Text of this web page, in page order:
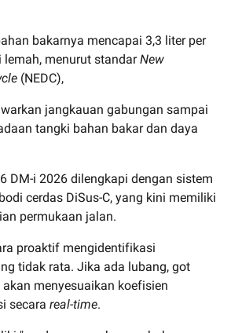
bakarnya mencapai 3,3 liter per
lemah, menurut standarNew
(NEDC),
jangkauan gabungan sampai
tangki bahan bakar dan daya
DM-i 2026 dilengkapi dengan sistem
cerdas DiSus-C, yang kini memiliki
permukaan jalan.
proaktif mengidentifikasi
tidak rata. Jika ada lubang, got
menyesuaikan koefisien
secara real-time.